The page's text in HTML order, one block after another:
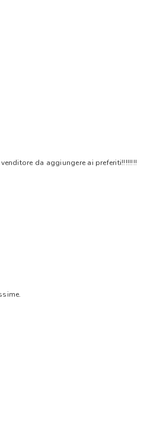
da aggiungere ai preferiti!!!!!!!!